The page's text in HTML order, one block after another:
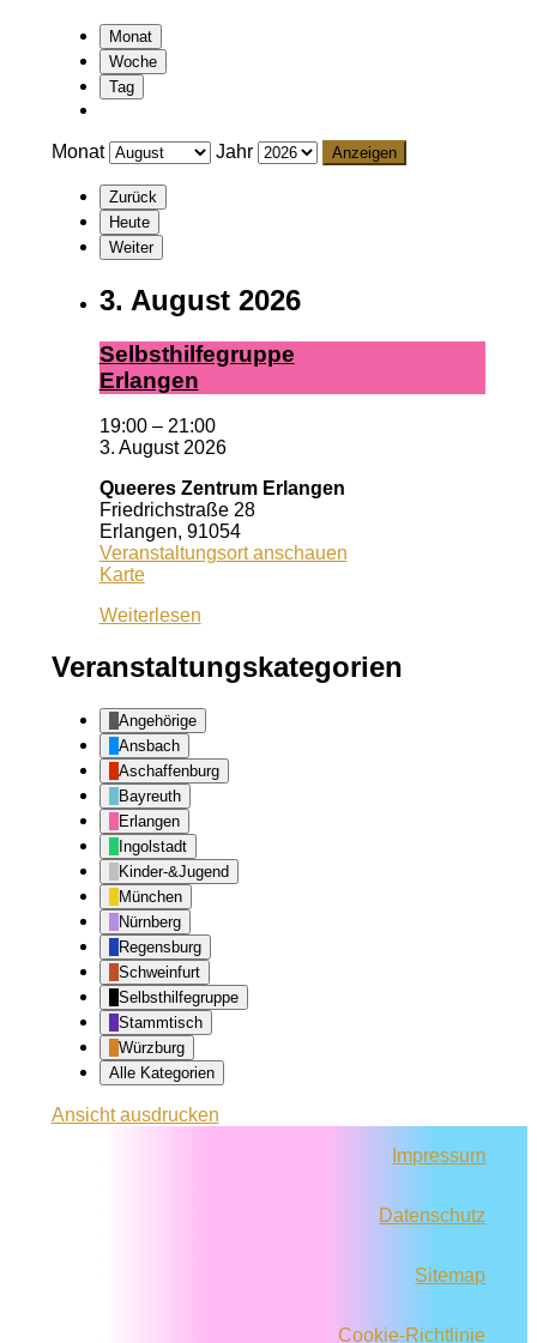
Monat
Woche
Tag
Monat Jahr
Zurück
Heute
Weiter
3. August 2026
Selbst­hil­fe­grup­pe
Er­lan­gen
19:00 – 21:00
3. August 2026
Queeres Zentrum Erlangen
Friedrichstraße 28
Erlangen, 91054
Veranstaltungsort anschauen
KarteQueeres
Erlangen
Weiterlesen
Veranstaltungskategorien
Angehörige
Ansbach
Aschaffenburg
Bayreuth
Erlangen
Ingolstadt
Kinder-&Jugend
München
Nürnberg
Regensburg
Schweinfurt
Selbsthilfegruppe
Stammtisch
Würzburg
Alle Kategorien
Ansichtausdrucken
Impressum
Datenschutz
Sitemap
Cookie-Richtlinie